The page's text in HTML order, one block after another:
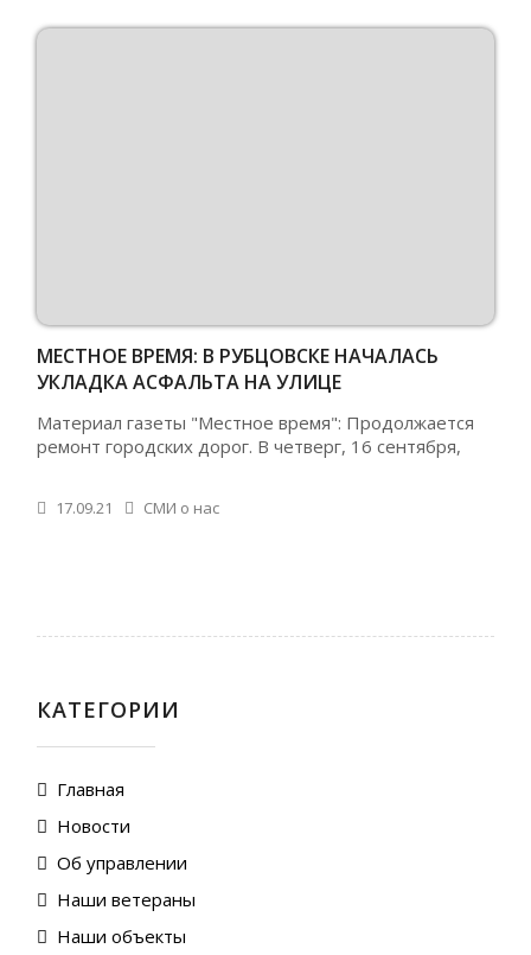
МЕСТНОЕ ВРЕМЯ: В РУБЦОВСКЕ НАЧАЛАСЬ
УКЛАДКА АСФАЛЬТА НА УЛИЦЕ
Материал газеты "Местное время": Продолжается
ремонт городских дорог. В четверг, 16 сентября,
17.09.21 СМИ о нас
КАТЕГОРИИ
Главная
Новости
Об управлении
Наши ветераны
Наши объекты